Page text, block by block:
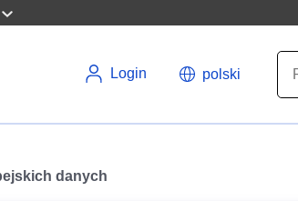
Login polski
danych